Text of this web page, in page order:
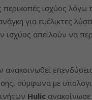
περικοπές ισχύος
για ευέλικτες
απειλούν να
σύμφωνα με
Hulic